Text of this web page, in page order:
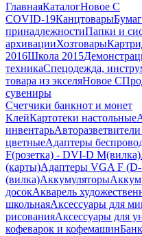
ГлавнаяКаталогНовое С
COVID-19Канцтовары
принадлежностиПапки и
архивацииХозтовары
2016Школа 2015
техникаСпецодежда,
товара из экселяНовое С
сувениры
Счетчики банкнот и монет
КлейКартотеки настольные
инвентарь
цветныеАдаптеры
F(розетка) - DVI-D M(вилка)
(карты)Адаптеры VGA F
(вилка)Аккумуляторы
досокАкварель
школьнаяАксессуары для
рисованияАксессуары для
кофеварок и кофемашин